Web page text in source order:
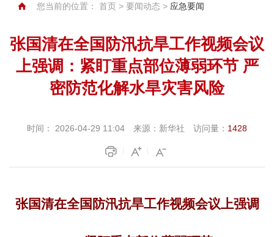
您当前的位置： 首页 > 要闻动态 > 应急要闻
张国清在全国防汛抗旱工作视频会议
上强调：紧盯重点部位薄弱环节 严
密防范化解水旱灾害风险
时间： 2026-04-29 11:04 来源： 新华社 访问量： 1428
张国清在全国防汛抗旱工作视频会议上强调